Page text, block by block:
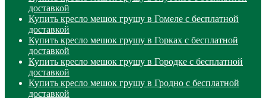
доставкой
Купить кресло мешок грушу в Гомеле с бесплатной
доставкой
Купить кресло мешок грушу в Горках с бесплатной
доставкой
Купить кресло мешок грушу в Городке с бесплатной
доставкой
Купить кресло мешок грушу в Гродно с бесплатной
доставкой